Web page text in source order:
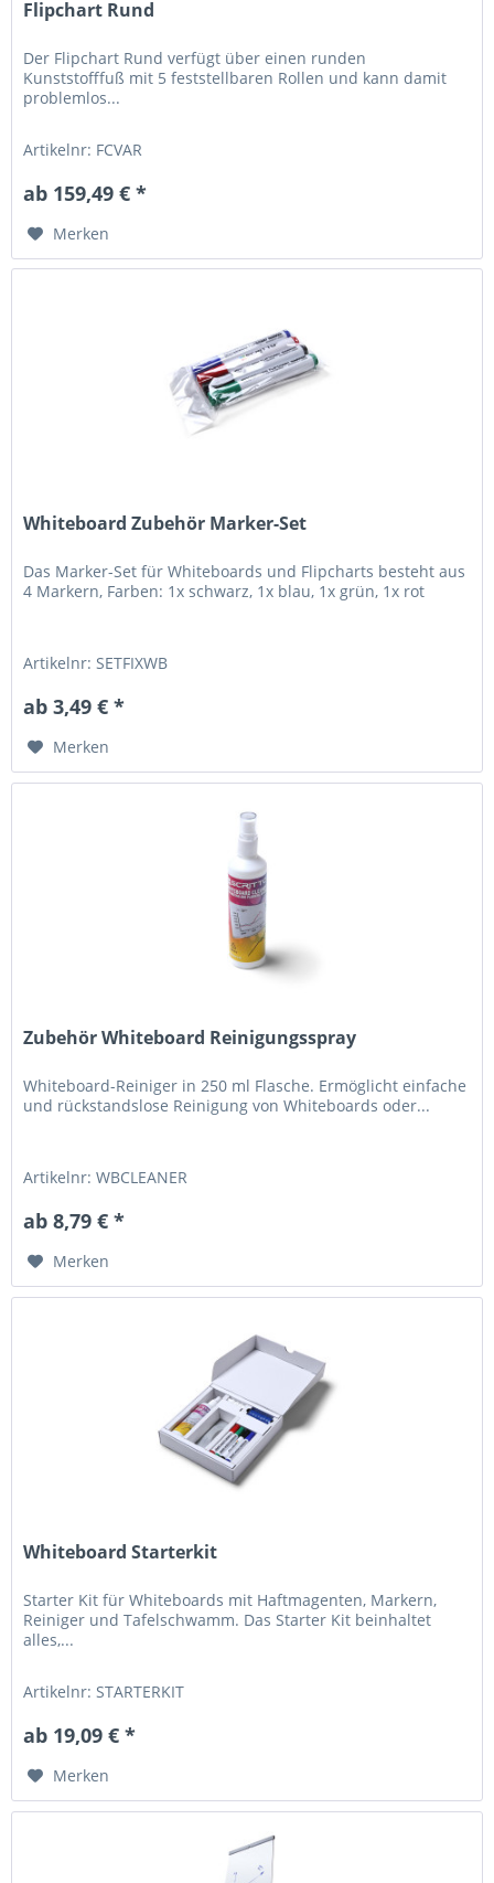
Flipchart Rund
Der Flipchart Rund verfügt über einen runden
Kunststofffuß mit 5 feststellbaren Rollen und kann damit
problemlos...
Artikelnr: FCVAR
ab 159,49 € *
Merken
Whiteboard Zubehör Marker-Set
Das Marker-Set für Whiteboards und Flipcharts besteht aus
4 Markern, Farben: 1x schwarz, 1x blau, 1x grün, 1x rot
Artikelnr: SETFIXWB
ab 3,49 € *
Merken
Zubehör Whiteboard Reinigungsspray
Whiteboard-Reiniger in 250 ml Flasche. Ermöglicht einfache
und rückstandslose Reinigung von Whiteboards oder...
Artikelnr: WBCLEANER
ab 8,79 € *
Merken
Whiteboard Starterkit
Starter Kit für Whiteboards mit Haftmagenten, Markern,
Reiniger und Tafelschwamm. Das Starter Kit beinhaltet
alles,...
Artikelnr: STARTERKIT
ab 19,09 € *
Merken